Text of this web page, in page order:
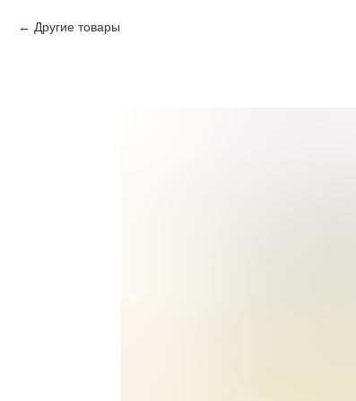
Другие товары